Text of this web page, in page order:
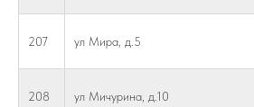
207 ул Мира, д.5
208 ул Мичурина, д.10